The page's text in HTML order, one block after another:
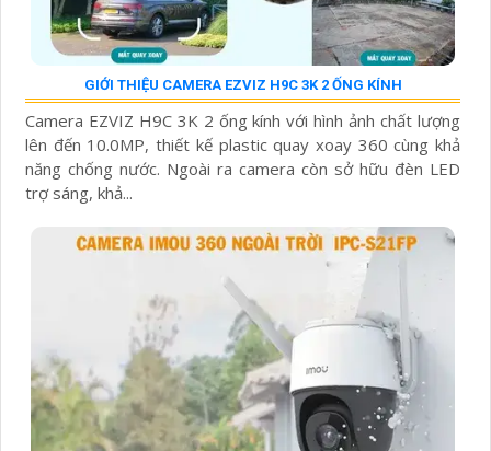
GIỚI THIỆU CAMERA EZVIZ H9C 3K 2 ỐNG KÍNH
Camera EZVIZ H9C 3K 2 ống kính với hình ảnh chất lượng
lên đến 10.0MP, thiết kế plastic quay xoay 360 cùng khả
năng chống nước. Ngoài ra camera còn sở hữu đèn LED
trợ sáng, khả...